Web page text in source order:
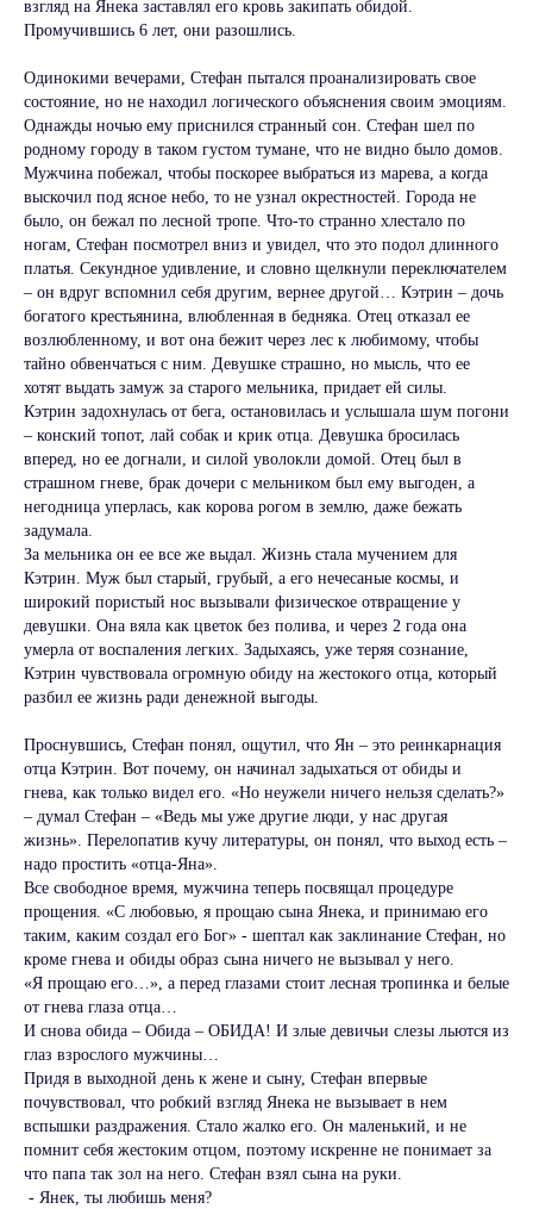
взгляд на Янека заставлял его кровь закипать обидой.
Промучившись 6 лет, они разошлись.
Одинокими вечерами, Стефан пытался проанализировать свое
состояние, но не находил логического объяснения своим эмоциям.
Однажды ночью ему приснился странный сон. Стефан шел по
родному городу в таком густом тумане, что не видно было домов.
Мужчина побежал, чтобы поскорее выбраться из марева, а когда
выскочил под ясное небо, то не узнал окрестностей. Города не
было, он бежал по лесной тропе. Что-то странно хлестало по
ногам, Стефан посмотрел вниз и увидел, что это подол длинного
платья. Секундное удивление, и словно щелкнули переключателем
– он вдруг вспомнил себя другим, вернее другой… Кэтрин – дочь
богатого крестьянина, влюбленная в бедняка. Отец отказал ее
возлюбленному, и вот она бежит через лес к любимому, чтобы
тайно обвенчаться с ним. Девушке страшно, но мысль, что ее
хотят выдать замуж за старого мельника, придает ей силы.
Кэтрин задохнулась от бега, остановилась и услышала шум погони
– конский топот, лай собак и крик отца. Девушка бросилась
вперед, но ее догнали, и силой уволокли домой. Отец был в
страшном гневе, брак дочери с мельником был ему выгоден, а
негодница уперлась, как корова рогом в землю, даже бежать
задумала.
За мельника он ее все же выдал. Жизнь стала мучением для
Кэтрин. Муж был старый, грубый, а его нечесаные космы, и
широкий пористый нос вызывали физическое отвращение у
девушки. Она вяла как цветок без полива, и через 2 года она
умерла от воспаления легких. Задыхаясь, уже теряя сознание,
Кэтрин чувствовала огромную обиду на жестокого отца, который
разбил ее жизнь ради денежной выгоды.
Проснувшись, Стефан понял, ощутил, что Ян – это реинкарнация
отца Кэтрин. Вот почему, он начинал задыхаться от обиды и
гнева, как только видел его. «Но неужели ничего нельзя сделать?»
– думал Стефан – «Ведь мы уже другие люди, у нас другая
жизнь». Перелопатив кучу литературы, он понял, что выход есть –
надо простить «отца-Яна».
Все свободное время, мужчина теперь посвящал процедуре
прощения. «С любовью, я прощаю сына Янека, и принимаю его
таким, каким создал его Бог» - шептал как заклинание Стефан, но
кроме гнева и обиды образ сына ничего не вызывал у него.
«Я прощаю его…», а перед глазами стоит лесная тропинка и белые
от гнева глаза отца…
И снова обида – Обида – ОБИДА! И злые девичьи слезы льются из
глаз взрослого мужчины…
Придя в выходной день к жене и сыну, Стефан впервые
почувствовал, что робкий взгляд Янека не вызывает в нем
вспышки раздражения. Стало жалко его. Он маленький, и не
помнит себя жестоким отцом, поэтому искренне не понимает за
что папа так зол на него. Стефан взял сына на руки.
- Янек, ты любишь меня?